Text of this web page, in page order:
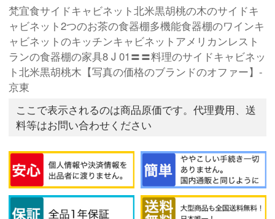
梵宜食サイドキャビネット北米黒胡桃の木のサイドキ
ャビネット2つのお茶の食器棚多機能食器棚のワインキ
ャビネットのキッチンキャビネットアメリカンレスト
ランの食器棚の家具8 J 01〓〓料理のサイドキャビネッ
ト北米黒胡桃木【写真の価格のブランドのオファー】-
京東
ここで表示されるのは商品原価です。代理費用、送
料等はお問い合わせください